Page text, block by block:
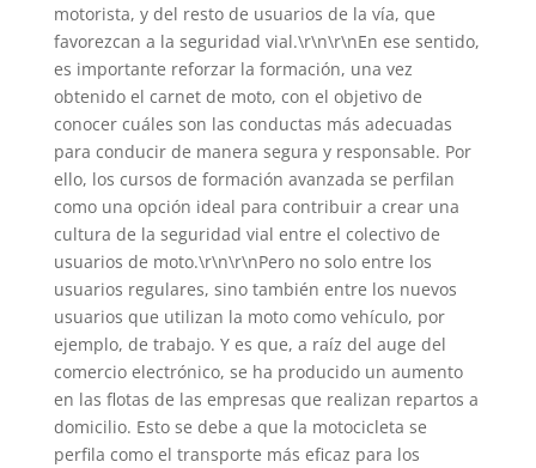
motorista, y del resto de usuarios de la vía, que
favorezcan a la seguridad vial.\r\n\r\nEn ese sentido,
es importante reforzar la formación, una vez
obtenido el carnet de moto, con el objetivo de
conocer cuáles son las conductas más adecuadas
para conducir de manera segura y responsable. Por
ello, los cursos de formación avanzada se perfilan
como una opción ideal para contribuir a crear una
cultura de la seguridad vial entre el colectivo de
usuarios de moto.\r\n\r\nPero no solo entre los
usuarios regulares, sino también entre los nuevos
usuarios que utilizan la moto como vehículo, por
ejemplo, de trabajo. Y es que, a raíz del auge del
comercio electrónico, se ha producido un aumento
en las flotas de las empresas que realizan repartos a
domicilio. Esto se debe a que la motocicleta se
perfila como el transporte más eficaz para los